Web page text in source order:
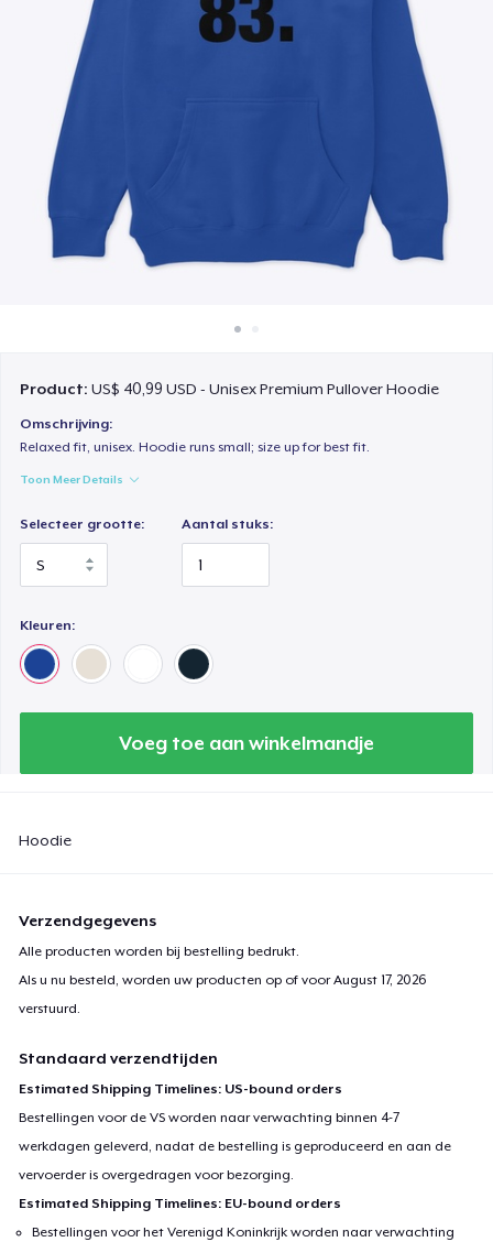
Product:US$ 40,99 USD - Unisex Premium Pullover Hoodie
Omschrijving:
Relaxed fit, unisex. Hoodie runs small; size up for best fit.
Toon Meer Details
Selecteer grootte: Aantal stuks:
Kleuren:
Voeg toe aan winkelmandje
Hoodie
Verzendgegevens
Alle producten worden bij bestelling bedrukt.
Als u nu besteld, worden uw producten op of voorAugust 17, 2026
verstuurd.
Standaard verzendtijden
Estimated Shipping Timelines: US-bound orders
Bestellingen voor de VS worden naar verwachting binnen 4-7
werkdagen geleverd, nadat de bestelling is geproduceerd en aan de
vervoerder is overgedragen voor bezorging.
Estimated Shipping Timelines: EU-bound orders
Bestellingen voor het Verenigd Koninkrijk worden naar verwachting